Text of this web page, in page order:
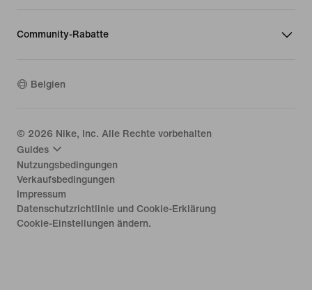
Community-Rabatte
Belgien
© 2026 Nike, Inc. Alle Rechte vorbehalten
Guides
Nutzungsbedingungen
Verkaufsbedingungen
Impressum
Datenschutzrichtlinie und Cookie-Erklärung
Cookie-Einstellungen ändern.